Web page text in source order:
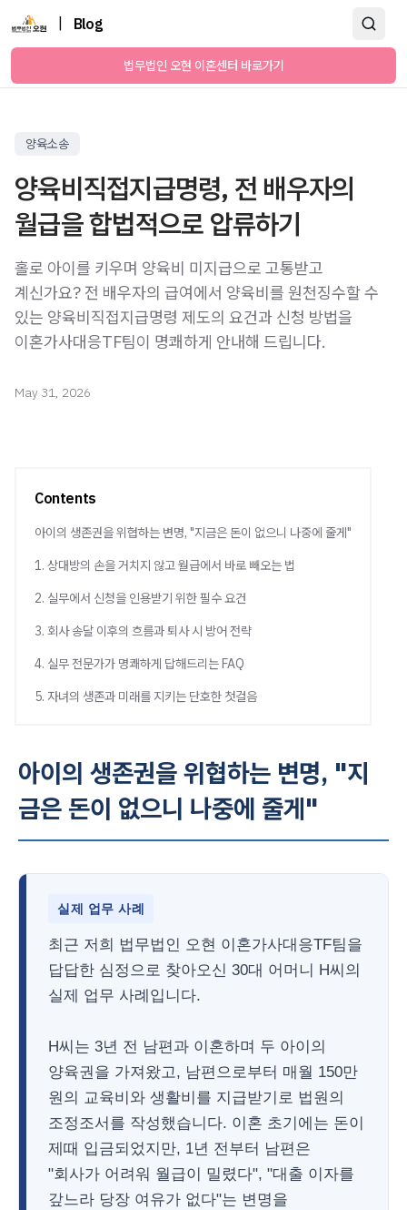
Blog
법무법인 오현 이혼센터 바로가기
양육소송
양육비직접지급명령, 전 배우자의
월급을 합법적으로 압류하기
홀로 아이를 키우며 양육비 미지급으로 고통받고
계신가요? 전 배우자의 급여에서 양육비를 원천징수할 수
있는 양육비직접지급명령 제도의 요건과 신청 방법을
이혼가사대응TF팀이 명쾌하게 안내해 드립니다.
May 31, 2026
Contents
아이의 생존권을 위협하는 변명, "지금은 돈이 없으니 나중에 줄게"
1. 상대방의 손을 거치지 않고 월급에서 바로 빼오는 법
2. 실무에서 신청을 인용받기 위한 필수 요건
3. 회사 송달 이후의 흐름과 퇴사 시 방어 전략
4. 실무 전문가가 명쾌하게 답해드리는 FAQ
5. 자녀의 생존과 미래를 지키는 단호한 첫걸음
아이의 생존권을 위협하는 변명, "지
금은 돈이 없으니 나중에 줄게"
실제 업무 사례
최근 저희 법무법인 오현 이혼가사대응TF팀을
답답한 심정으로 찾아오신 30대 어머니 H씨의
실제 업무 사례입니다.
H씨는 3년 전 남편과 이혼하며 두 아이의
양육권을 가져왔고, 남편으로부터 매월 150만
원의 교육비와 생활비를 지급받기로 법원의
조정조서를 작성했습니다. 이혼 초기에는 돈이
제때 입금되었지만, 1년 전부터 남편은
"회사가 어려워 월급이 밀렸다", "대출 이자를
갚느라 당장 여유가 없다"는 변명을